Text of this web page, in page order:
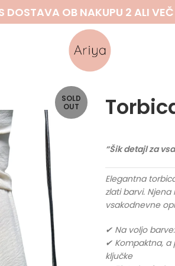
DOSTAVA OB NAKUPU 2 ALI
SOLD
OUT
“Šik detajl za
Elegantna
zlati barvi.
vsakodnevne
✔ Na voljo
✔ Kompaktna, a
ključke